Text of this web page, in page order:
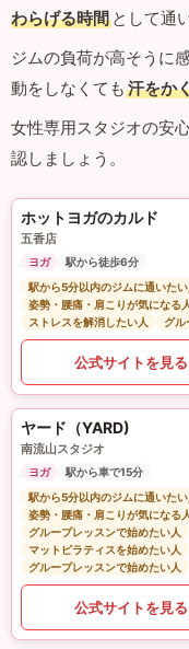
わらげる時間 として通
ジムの負荷が高そうに
動をしなくても 汗をか
女性専用スタジオの安
認しましょう。
ホットヨガのカルド
五香店
ヨガ
駅から徒歩6分
駅から5分以内のジムに通いたい
姿勢・腰痛・肩こりが気になる
ストレスを解消したい人
グル
公式サイトを見る
ヤード（YARD)
南流山スタジオ
ヨガ
駅から車で15分
駅から5分以内のジムに通いたい
姿勢・腰痛・肩こりが気になる
グループレッスンで始めたい人
マットピラティスを始めたい人
グループレッスンで始めたい人
公式サイトを見る